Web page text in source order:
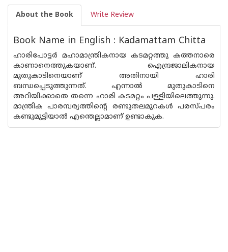
About the Book Write Review
Book Name in English : Kadamattam Chitta
ഹാരിപോട്ടര്‍ മഹാമാന്ത്രികനായ കടമറ്റത്തു കത്തനാരെ
കാണാനെത്തുകയാണ്. ഐന്ദ്രജാലികനായ
മുതുകാടിനെയാണ് അതിനായി ഹാരി
ബന്ധപ്പെടുത്തുന്നത്. എന്നാല്‍ മുതുകാടിനെ
അറിയിക്കാതെ തന്നെ ഹാരി കടമറ്റം പള്ളിയിലെത്തുന്നു.
മാന്ത്രിക പാരമ്പര്യത്തിന്റെ രണ്ടുതലമുറകള്‍ പരസ്പരം
കണ്ടുമുട്ടിയാല്‍ എന്തെല്ലാമാണ് ഉണ്ടാകുക.